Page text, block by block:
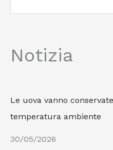
Notizia
Le uova vanno
temperatura ambiente
30/05/2026